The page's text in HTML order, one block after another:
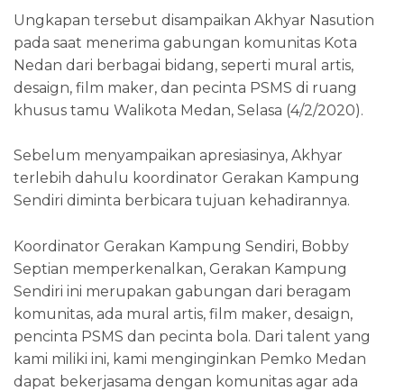
Ungkapan tersebut disampaikan Akhyar Nasution
pada saat menerima gabungan komunitas Kota
Nedan dari berbagai bidang, seperti mural artis,
desaign, film maker, dan pecinta PSMS di ruang
khusus tamu Walikota Medan, Selasa (4/2/2020).
Sebelum menyampaikan apresiasinya, Akhyar
terlebih dahulu koordinator Gerakan Kampung
Sendiri diminta berbicara tujuan kehadirannya.
Koordinator Gerakan Kampung Sendiri, Bobby
Septian memperkenalkan, Gerakan Kampung
Sendiri ini merupakan gabungan dari beragam
komunitas, ada mural artis, film maker, desaign,
pencinta PSMS dan pecinta bola. Dari talent yang
kami miliki ini, kami menginginkan Pemko Medan
dapat bekerjasama dengan komunitas agar ada